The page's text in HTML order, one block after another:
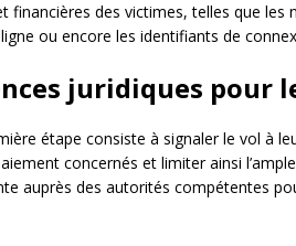
financières des victimes, telles que les
ou encore les identifiants de
juridiques pour
étape consiste à signaler le vol à
concernés et limiter ainsi
auprès des autorités compétentes